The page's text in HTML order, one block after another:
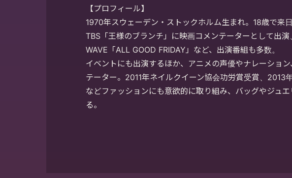
【プロフィール】
1970年スウェーデン・ストックホルム生まれ。18歳で来
TBS「王様のブランチ」に映画コメンテーターとして出
WAVE「ALL GOOD FRIDAY」など、出演番組も多数。
イベントにも出演するほか、アニメの声優やナレーショ
テーター。2011年ネイルクイーン協会功労賞受賞、2013
などファッションにも意欲的に取り組み、バッグやジュ
る。